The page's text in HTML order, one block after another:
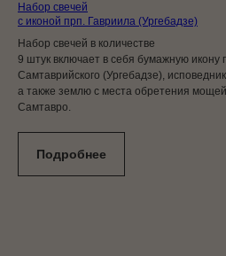
Набор свечей
с иконой прп. Гавриила (Ургебадзе)
Набор свечей в количестве
9 штук включает в себя бумажную икону
Самтаврийского (Ургебадзе),
а также землю с места обретения
Самтавро.
Подробнее